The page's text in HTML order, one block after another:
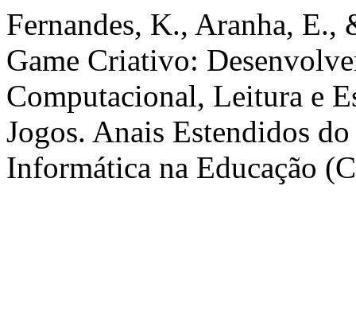
Fernandes, K., Aranha,
Game Criativo:
Computacional, Leitura e
Jogos. Anais Estendidos
Informática na Educação